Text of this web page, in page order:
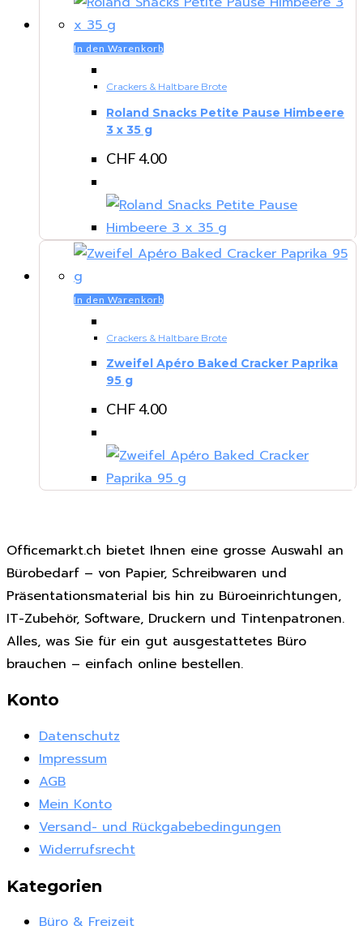
In den Warenkorb
Crackers & Haltbare Brote
Roland Snacks Petite Pause Himbeere
3 x 35 g
CHF4.00
In den Warenkorb
Crackers & Haltbare Brote
Zweifel Apéro Baked Cracker Paprika
95 g
CHF4.00
Officemarkt.ch bietet Ihnen eine grosse Auswahl an
Bürobedarf – von Papier, Schreibwaren und
Präsentationsmaterial bis hin zu Büroeinrichtungen,
IT-Zubehör, Software, Druckern und Tintenpatronen.
Alles, was Sie für ein gut ausgestattetes Büro
brauchen – einfach online bestellen.
Konto
Datenschutz
Impressum
AGB
Mein Konto
Versand- und Rückgabebedingungen
Widerrufsrecht
Kategorien